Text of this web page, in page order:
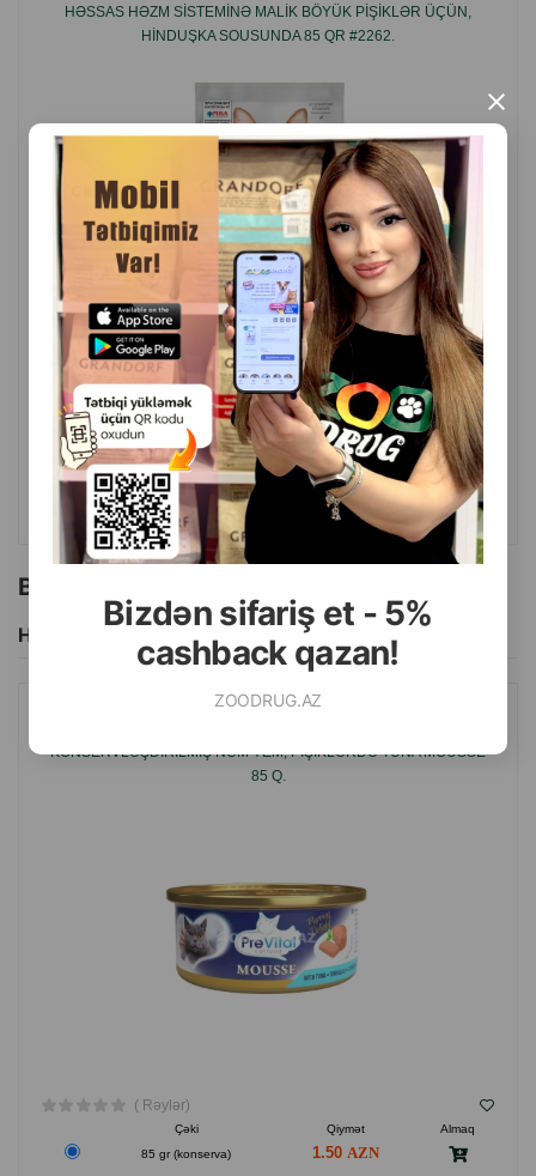
Bizdən sifariş et - 5%
cashback qazan!
ZOODRUG.AZ
×
HƏSSAS HƏZM SISTEMINƏ MALIK BÖYÜK PIŞIKLƏR ÜÇÜN,
HINDUŞKA SOUSUNDA 85 QR #2262.
( Rəylər)
Çəki Qiymət
Almaq
1 ədəd
2.80
ALMAQ
Bu brendin başqa məhsulları
Hamısını Gör
KONSERVLƏŞDIRILMIŞ NƏM YEM, PIŞIKLƏRDƏ TUNA MOUSSE
85 Q.
( Rəylər)
Çəki Qiymət
Almaq
85 gr (konserva)
1.50